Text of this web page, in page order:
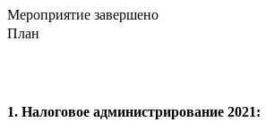
Мероприятие завершено
План
1. Налоговое администрирование 2021: